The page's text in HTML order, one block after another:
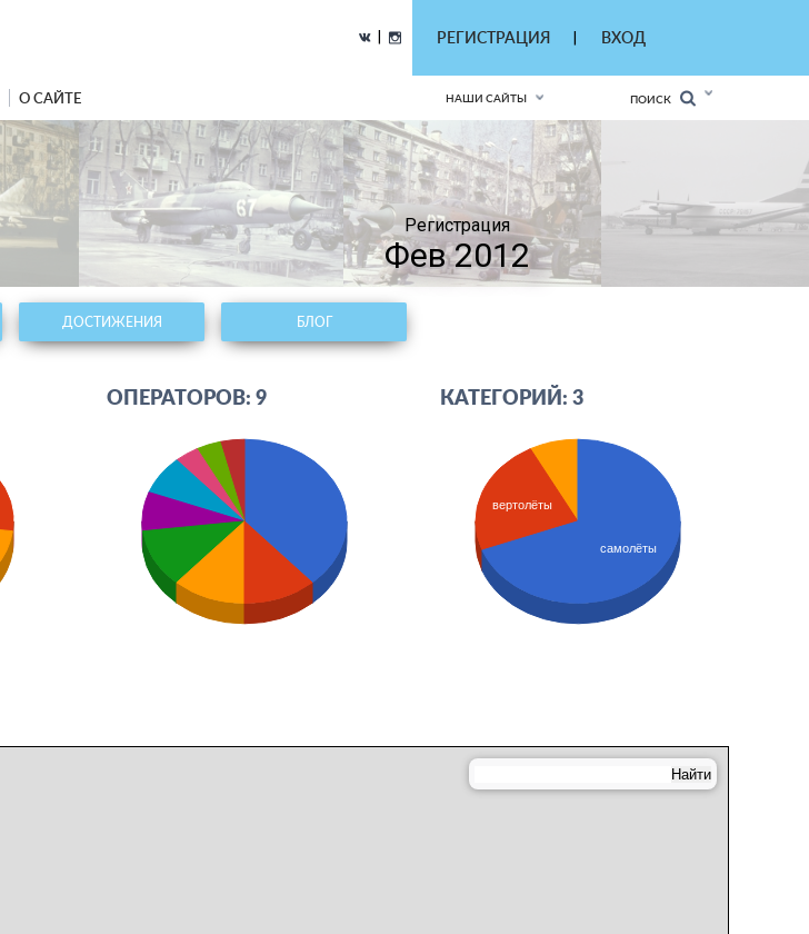
РЕГИСТРАЦИЯ ВХОД
О САЙТЕ НАШИ САЙТЫ ПОИСК
Регистрация
Фев 2012
ДОСТИЖЕНИЯ БЛОГ
ОПЕРАТОРОВ: 9 КАТЕГОРИЙ: 3
вертолёты
самолёты